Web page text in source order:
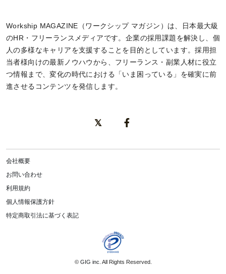
Workship MAGAZINE（ワークシップ マガジン）は、日本最大級
のHR・フリーランスメディアです。企業の採用課題を解決し、個
人の多様なキャリアを支援することを目的としています。採用担
当者様向けの最新ノウハウから、フリーランス・副業人材に役立
つ情報まで、変化の時代における「いま困っている」を確実に前
進させるコンテンツを発信します。
会社概要
お問い合わせ
利用規約
個人情報保護方針
特定商取引法に基づく表記
© GIG inc. All Rights Reserved.